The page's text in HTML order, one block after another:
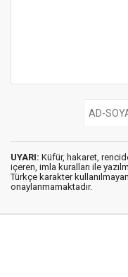
UYARI: Küfür, hakaret,
içeren, imla kuralları ile
Türkçe karakter
onaylanmamaktadır.